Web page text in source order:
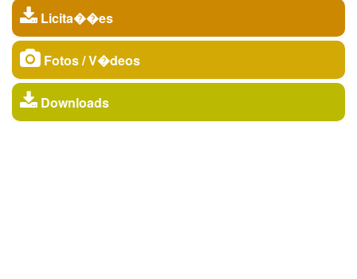
Licita��es
Fotos / V�deos
Downloads